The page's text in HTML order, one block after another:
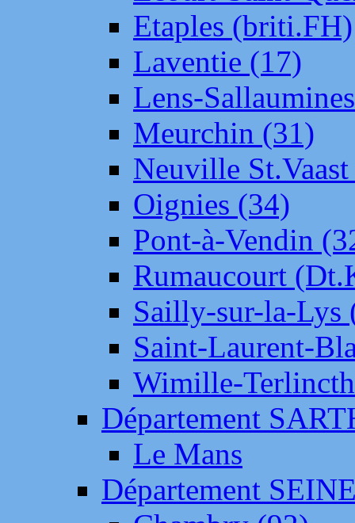
Etaples (briti.FH)
Laventie (17)
Lens-
Meurchin (31)
Neuville
Oignies (34)
Pont-à-Vendin
Rumaucourt
Sailly-sur-la-Lys
Saint-Laurent-
Wimille-
Département
Le Mans
Département